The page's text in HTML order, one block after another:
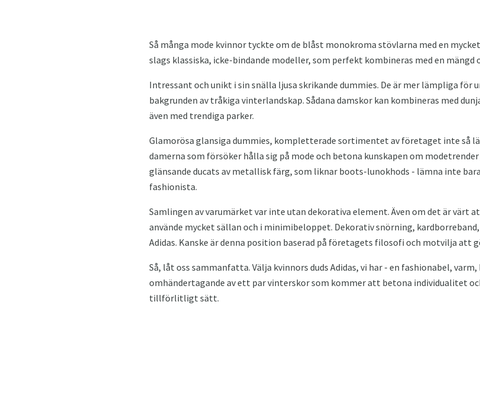
Så många mode kvinnor tyckte om de blåst monokroma stövlarna med en
slags klassiska, icke-bindande modeller, som perfekt kombineras med en mängd
Intressant och unikt i sin snälla ljusa skrikande dummies. De är mer lämpliga för
bakgrunden av tråkiga vinterlandskap. Sådana damskor kan kombineras med
även med trendiga parker.
Glamorösa glansiga dummies, kompletterade sortimentet av företaget inte så
damerna som försöker hålla sig på mode och betona kunskapen om
glänsande ducats av metallisk färg, som liknar boots-lunokhods - lämna inte
fashionista.
Samlingen av varumärket var inte utan dekorativa element. Även om det är värt
använde mycket sällan och i minimibeloppet. Dekorativ snörning,
Adidas. Kanske är denna position baserad på företagets filosofi och motvilja att
Så, låt oss sammanfatta. Välja kvinnors duds Adidas, vi har - en fashionabel,
omhändertagande av ett par vinterskor som kommer att betona individualitet
tillförlitligt sätt.